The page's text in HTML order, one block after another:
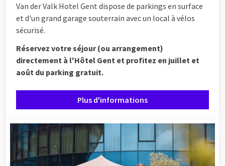
Van der Valk Hotel Gent dispose de parkings en surface
et d'un grand garage souterrain avec un local à vélos
sécurisé.
Réservez votre séjour (ou arrangement)
directement à l'Hôtel Gent et profitez en juillet et
août du parking gratuit.
Plus d'informations